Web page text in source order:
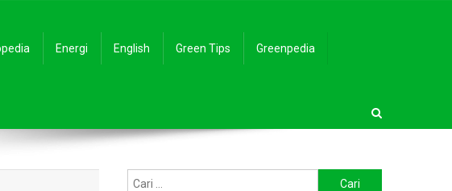
Energi English Green Tips Greenpedia